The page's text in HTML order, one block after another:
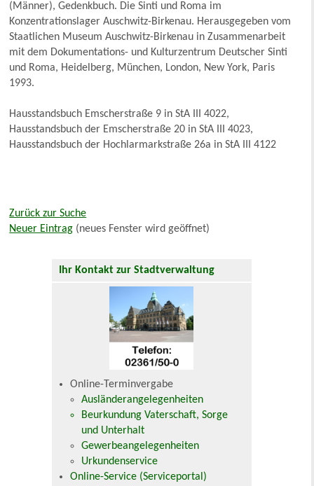
(Männer), Gedenkbuch. Die Sinti und Roma im
Konzentrationslager Auschwitz-Birkenau. Herausgegeben vom
Staatlichen Museum Auschwitz-Birkenau in Zusammenarbeit
mit dem Dokumentations- und Kulturzentrum Deutscher Sinti
und Roma, Heidelberg, München, London, New York, Paris
1993.
Hausstandsbuch Emscherstraße 9 in StA III 4022,
Hausstandsbuch der Emscherstraße 20 in StA III 4023,
Hausstandsbuch der Hochlarmarkstraße 26a in StA III 4122
Zurück zur Suche
Neuer Eintrag (neues Fenster wird geöffnet)
Ihr Kontakt zur Stadtverwaltung
Online-Terminvergabe
Ausländerangelegenheiten
Beurkundung Vaterschaft, Sorge
und Unterhalt
Gewerbeangelegenheiten
Urkundenservice
Online-Service (Serviceportal)